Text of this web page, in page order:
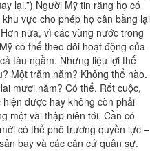
lại.”) Người Mỹ tin rằng họ có
vực cho phép họ cân bằng lại
nữa, vì các vùng nước trong
có thể theo dõi hoạt động của
tàu ngầm. Nhưng liệu lợi thế
Một trăm năm? Không thể nào.
mươi năm? Có thể. Rốt cuộc,
được hay không còn phải
một vài thập niên tới. Cần có
có thể phô trương quyền lực –
bay và các căn cứ quân sự.